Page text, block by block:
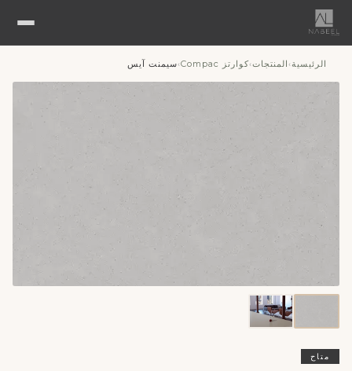
الرئيسية›المنتجات›كوارتز Compac ›سيمنت آيس
متاح